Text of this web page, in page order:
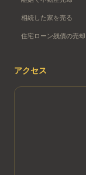
相続した家を売る
住宅ローン残債の売却
アクセス